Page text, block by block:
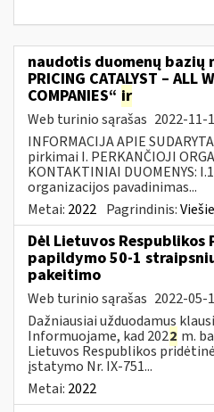
naudotis duomenų bazių
PRICING CATALYST – ALL
COMPANIES“ ir
Web turinio sąrašas 2022-11-
INFORMACIJA APIE
pirkimai I. PERKANČIOJI
KONTAKTINIAI DUOMENYS:
organizacijos pavadinimas...
Metai: 2022 Pagrindinis:
Dėl Lietuvos Respublikos
papildymo 50-1
pakeitimo
Web turinio sąrašas 2022-05-
Dažniausiai užduodamus
Informuojame, kad 2022 m.
Lietuvos Respublikos
įstatymo Nr. IX-751...
Metai: 2022